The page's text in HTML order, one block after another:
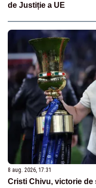
de Justiție a UE
8 aug. 2026, 17:31
Cristi Chivu, victorie de